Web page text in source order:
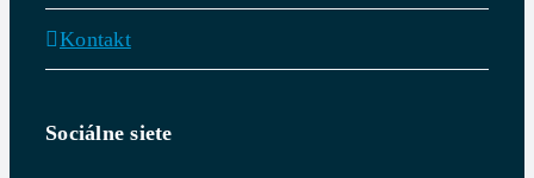
Kontakt
Sociálne siete